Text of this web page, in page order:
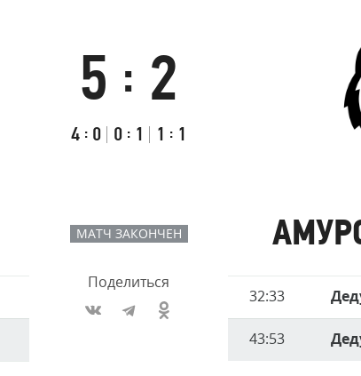
встречи
Итоговый
5 : 2
Счёт
таймам
Первый
4 : 0
Второй
0 : 1
Третий
1 : 1
МАТЧ ЗАКОНЧЕН
Поделиться
Время
Имя
32:33
43:53